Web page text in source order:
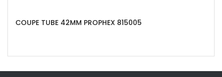
COUPE TUBE 42MM PROPHEX 815005